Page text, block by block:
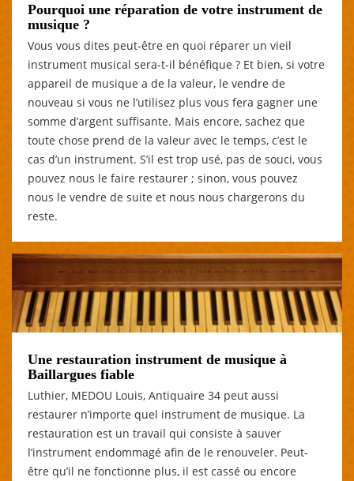
Pourquoi une réparation de votre instrument de
musique ?
Vous vous dites peut-être en quoi réparer un vieil
instrument musical sera-t-il bénéfique ? Et bien, si votre
appareil de musique a de la valeur, le vendre de
nouveau si vous ne l’utilisez plus vous fera gagner une
somme d’argent suffisante. Mais encore, sachez que
toute chose prend de la valeur avec le temps, c’est le
cas d’un instrument. S’il est trop usé, pas de souci, vous
pouvez nous le faire restaurer ; sinon, vous pouvez
nous le vendre de suite et nous nous chargerons du
reste.
Une restauration instrument de musique à
Baillargues fiable
Luthier, MEDOU Louis, Antiquaire 34 peut aussi
restaurer n’importe quel instrument de musique. La
restauration est un travail qui consiste à sauver
l’instrument endommagé afin de le renouveler. Peut-
être qu’il ne fonctionne plus, il est cassé ou encore